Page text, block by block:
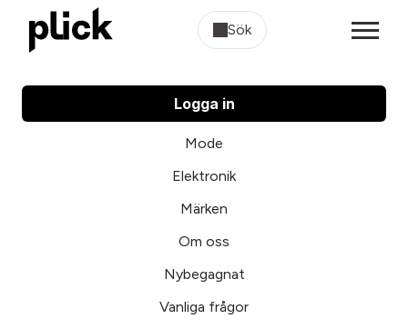
Sök
Logga in
Mode
Elektronik
Märken
Om oss
Nybegagnat
Vanliga frågor